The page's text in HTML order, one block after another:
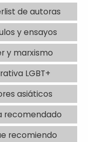
de autoras
y ensayos
y marxismo
LGBT+
asiáticos
recomendado
recomiendo